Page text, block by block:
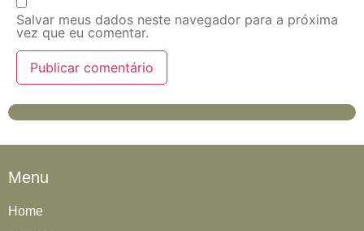
Salvar meus dados neste navegador para a próxima
vez que eu comentar.
Menu
Home